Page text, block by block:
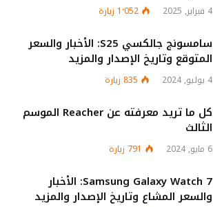
4 فبراير, 2025 1٬052 زيارة
سامسونج جالكسي S25: الأخبار والسعر
المتوقع وتاريخ الإصدار والمزيد
4 يوليو, 2024 835 زيارة
كل ما تريد معرفته عن Reacher الموسم
الثالث
6 مايو, 2024 791 زيارة
Samsung Galaxy Watch 7: الأخبار
والسعر المشاع وتاريخ الإصدار والمزيد